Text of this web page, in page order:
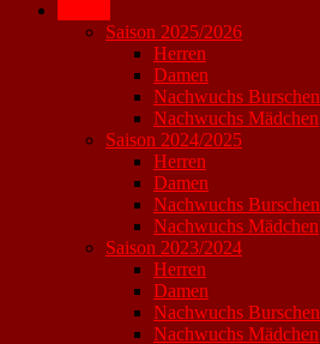
Saison 2025/2026
Herren
Damen
Nachwuchs Burschen
Nachwuchs Mädchen
Saison 2024/2025
Herren
Damen
Nachwuchs Burschen
Nachwuchs Mädchen
Saison 2023/2024
Herren
Damen
Nachwuchs Burschen
Nachwuchs Mädchen